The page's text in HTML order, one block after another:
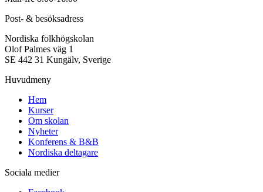
Post- & besöksadress
Nordiska folkhögskolan
Olof Palmes väg 1
SE 442 31 Kungälv, Sverige
Huvudmeny
Hem
Kurser
Om skolan
Nyheter
Konferens & B&B
Nordiska deltagare
Sociala medier